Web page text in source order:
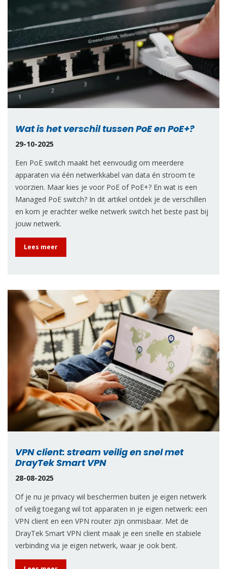
Wat is het verschil tussen PoE en PoE+?
29-10-2025
Een PoE switch maakt het eenvoudig om meerdere
apparaten via één netwerkkabel van data én stroom te
voorzien. Maar kies je voor PoE of PoE+? En wat is een
Managed PoE switch? In dit artikel ontdek je de verschillen
en kom je erachter welke netwerk switch het beste past bij
jouw netwerk.
Lees meer
VPN client: stream veilig en snel met
DrayTek Smart VPN
28-08-2025
Of je nu je privacy wil beschermen buiten je eigen netwerk
of veilig toegang wil tot apparaten in je eigen netwerk: een
VPN client en een VPN router zijn onmisbaar. Met de
DrayTek Smart VPN client maak je een snelle en stabiele
verbinding via je eigen netwerk, waar je ook bent.